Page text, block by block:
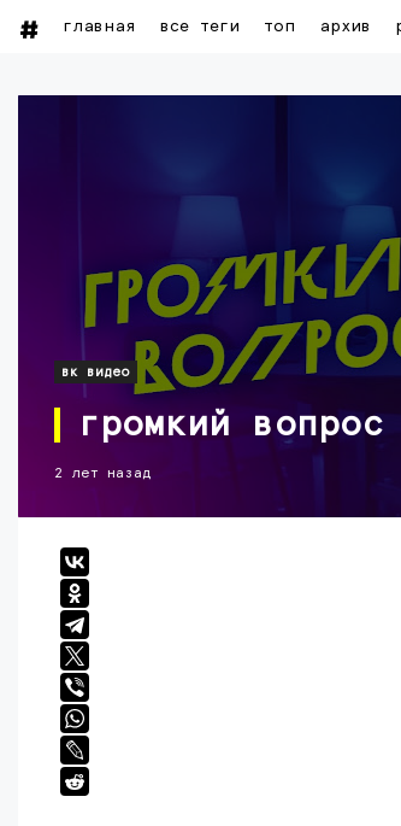
главная все теги топ архив
вк видео
громкий
2 лет назад